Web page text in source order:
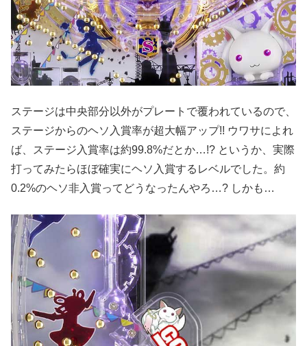
ステージは中央部分以外がプレートで覆われているので、
ステージからのヘソ入賞率が超大幅アップ!! ウワサによれ
ば、ステージ入賞率は約99.8%だとか…!? というか、実際
打ってみたらほぼ確実にヘソ入賞するレベルでした。約
0.2%のヘソ非入賞ってどうなったんやろ…? しかも…